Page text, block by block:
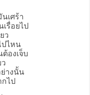
เศร้า
รื่อยไป
ว
ไหน
องเจ็บ
างนั้น
ไป